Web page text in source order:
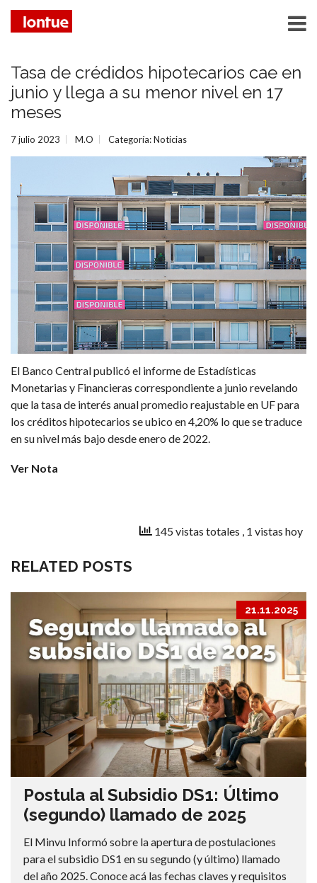
Tasa de crédidos hipotecarios cae en
junio y llega a su menor nivel en 17
meses
7 julio 2023 M.O Categoría:Noticias
El Banco Central publicó el informe de Estadísticas
Monetarias y Financieras correspondiente a junio revelando
que la tasa de interés anual promedio reajustable en UF para
los créditos hipotecarios se ubico en 4,20% lo que se traduce
en su nivel más bajo desde enero de 2022.
Ver Nota
145 vistas totales , 1 vistas hoy
RELATED POSTS
21.11.2025
Postula al Subsidio DS1: Último
(segundo) llamado de 2025
El Minvu Informó sobre la apertura de postulaciones
para el subsidio DS1 en su segundo (y último) llamado
del año 2025. Conoce acá las fechas claves y requisitos